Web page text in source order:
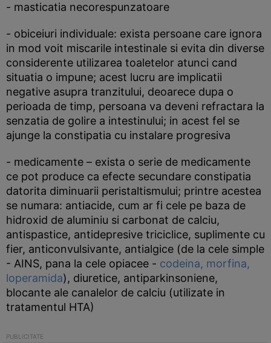
- masticatia necorespunzatoare
- obiceiuri individuale: exista persoane care ignora
in mod voit miscarile intestinale si evita din diverse
considerente utilizarea toaletelor atunci cand
situatia o impune; acest lucru are implicatii
negative asupra tranzitului, deoarece dupa o
perioada de timp, persoana va deveni refractara la
senzatia de golire a intestinului; in acest fel se
ajunge la constipatia cu instalare progresiva
- medicamente – exista o serie de medicamente
ce pot produce ca efecte secundare constipatia
datorita diminuarii peristaltismului; printre acestea
se numara: antiacide, cum ar fi cele pe baza de
hidroxid de aluminiu si carbonat de calciu,
antispastice, antidepresive triciclice, suplimente cu
fier, anticonvulsivante, antialgice (de la cele simple
- AINS, pana la cele opiacee - codeina, morfina,
loperamida), diuretice, antiparkinsoniene,
blocante ale canalelor de calciu (utilizate in
tratamentul HTA)